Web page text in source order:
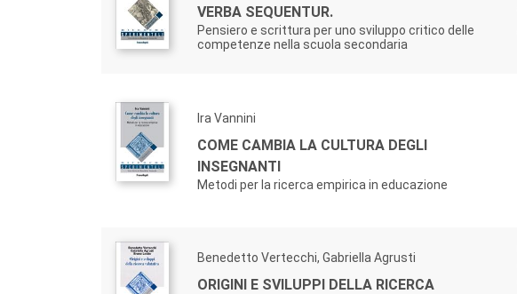
VERBA SEQUENTUR.
Pensiero e scrittura per uno sviluppo critico delle
competenze nella scuola secondaria
Ira Vannini
COME CAMBIA LA CULTURA DEGLI
INSEGNANTI
Metodi per la ricerca empirica in educazione
Benedetto Vertecchi, Gabriella Agrusti
ORIGINI E SVILUPPI DELLA RICERCA